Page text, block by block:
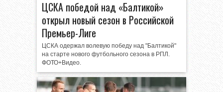
ЦСКА победой над «Балтикой»
открыл новый сезон в Российской
Премьер-Лиге
ЦСКА одержал волевую победу над "Балтикой"
на старте нового футбольного сезона в РПЛ.
ФОТО+Видео.